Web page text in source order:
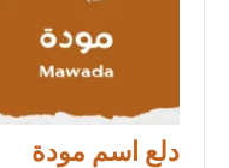
دلع اسم مودة